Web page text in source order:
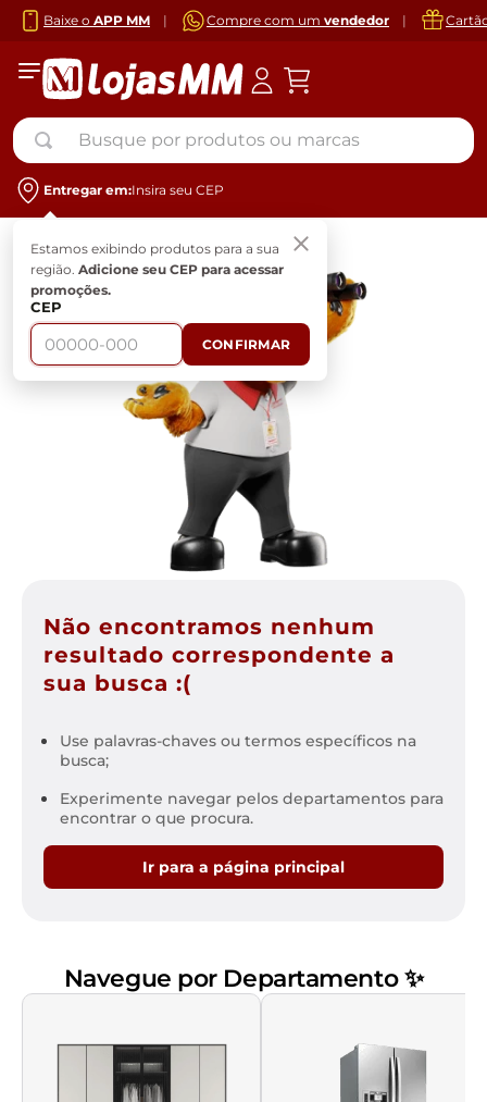
Baixe o APP MM | Compre com um vendedor |
Busque por produtos ou marcas
Entregar em:Insira seu CEP
Estamos exibindo produtos para a sua
região. Adicione seu CEP para acessar
promoções.
CEP
CONFIRMAR
Não encontramos nenhum
resultado correspondente a
sua busca :(
Use palavras-chaves ou termos específicos na
busca;
Experimente navegar pelos departamentos para
encontrar o que procura.
Ir para a página principal
Navegue por Departamento ✨